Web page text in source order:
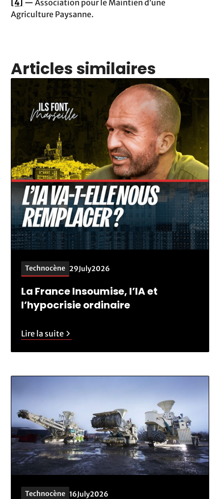
[4] —Association pour le Maintien d’une
Agriculture Paysanne.
Articles similaires
Technocène 29July2026
La France Insoumise, l’IA et
l’hypocrisie ordinaire
Lire la suite
Technocène 16July2026